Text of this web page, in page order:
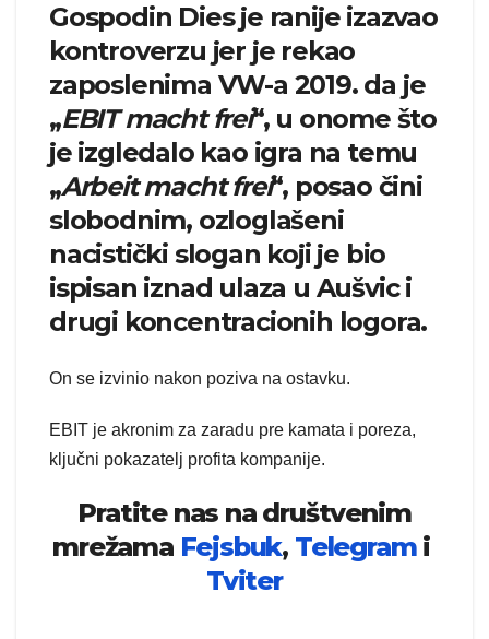
Gospodin Dies je ranije izazvao
kontroverzu jer je rekao
zaposlenima VW-a 2019. da je
„EBIT macht frei“, u onome što
je izgledalo kao igra na temu
„Arbeit macht frei“, posao čini
slobodnim, ozloglašeni
nacistički slogan koji je bio
ispisan iznad ulaza u Aušvic i
drugi koncentracionih logora.
On se izvinio nakon poziva na ostavku.
EBIT je akronim za zaradu pre kamata i poreza,
ključni pokazatelj profita kompanije.
Pratite nas na društvenim
mrežama Fejsbuk, Telegrami
Tviter